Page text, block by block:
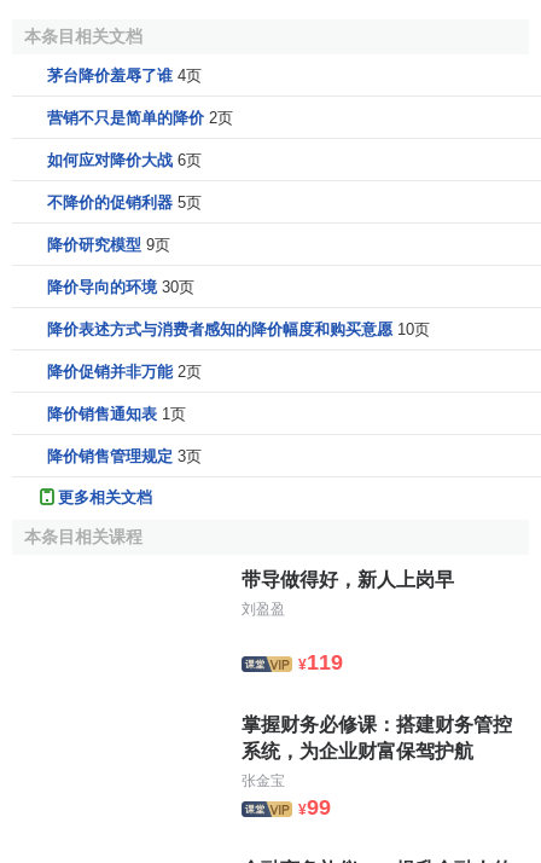
本条目相关文档
茅台降价羞辱了谁 4页
营销不只是简单的降价 2页
如何应对降价大战 6页
不降价的促销利器 5页
降价研究模型 9页
降价导向的环境 30页
降价表述方式与消费者感知的降价幅度和购买意愿 10页
降价促销并非万能 2页
降价销售通知表 1页
降价销售管理规定 3页
更多相关文档
本条目相关课程
带导做得好，新人上岗早
刘盈盈
¥119
掌握财务必修课：搭建财务管控
系统，为企业财富保驾护航
张金宝
¥99